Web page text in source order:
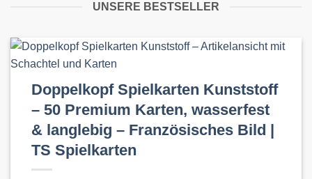
UNSERE BESTSELLER
Doppelkopf Spielkarten Kunststoff
– 50 Premium Karten, wasserfest
& langlebig – Französisches Bild |
TS Spielkarten